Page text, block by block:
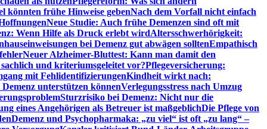
könnten frühe Hinweise gebenNach dem Vorfall nicht einfach
Neue Studie: Auch frühe Demenzen sind oft mit
Wenn Hilfe als Druck erlebt wirdAltersschwerhörigkeit:
bei Demenz gut abwägen solltenEmpathisch
Neuer Alzheimer-Bluttest: Kann man damit den
und kriteriumsgeleitet vor?Pflegeversicherung:
mit FehlidentifizierungenKindheit wirkt nach:
unterstützen könnenVerlegungsstress nach Umzug
Sturzrisiko bei Demenz: Nicht nur die
eines Angehörigen als Betreuer ist maßgeblichDie Pflege von
Demenz und Psychopharmaka: „zu viel“ ist oft „zu lang“ –